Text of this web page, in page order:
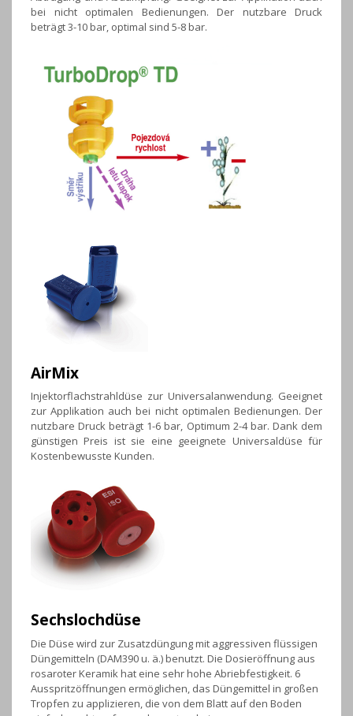
bei nicht optimalen Bedienungen. Der nutzbare Druck
beträgt 3-10 bar, optimal sind 5-8 bar.
AirMix
Injektorflachstrahldüse zur Universalanwendung. Geeignet
zur Applikation auch bei nicht optimalen Bedienungen. Der
nutzbare Druck beträgt 1-6 bar, Optimum 2-4 bar. Dank dem
günstigen Preis ist sie eine geeignete Universaldüse für
Kostenbewusste Kunden.
Sechslochdüse
Die Düse wird zur Zusatzdüngung mit aggressiven flüssigen
Düngemitteln (DAM390 u. ä.) benutzt. Die Dosieröffnung aus
rosaroter Keramik hat eine sehr hohe Abriebfestigkeit. 6
Ausspritzöffnungen ermöglichen, das Düngemittel in großen
Tropfen zu applizieren, die von dem Blatt auf den Boden